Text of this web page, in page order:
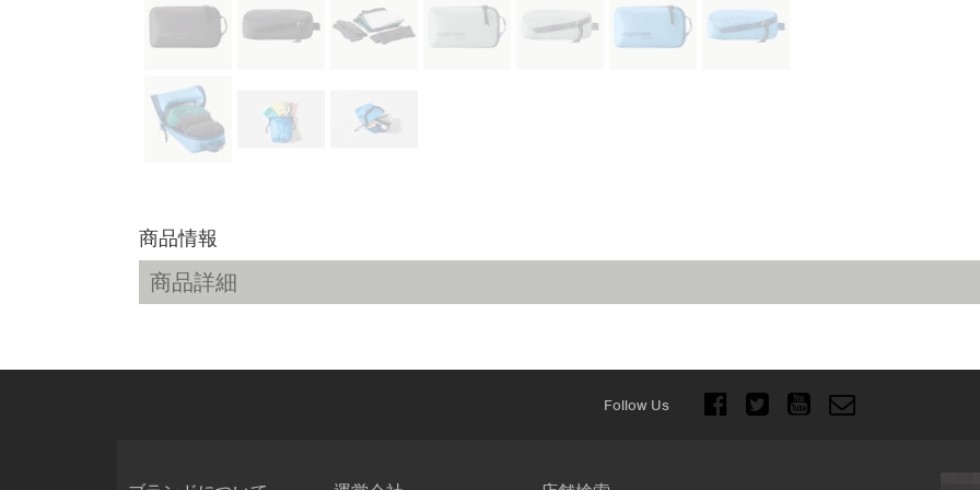
商品情報
商品詳細
Follow Us